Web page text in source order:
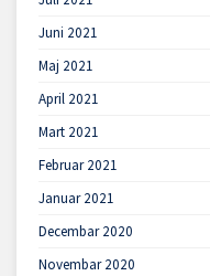
Juni 2021
Maj 2021
April 2021
Mart 2021
Februar 2021
Januar 2021
Decembar 2020
Novembar 2020